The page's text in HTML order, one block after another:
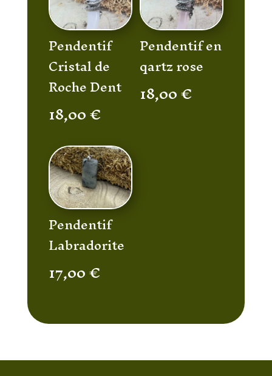
Pendentif
Cristal de
Roche Dent
18,00€
Pendentif en
qartz rose
18,00€
Pendentif
Labradorite
17,00€